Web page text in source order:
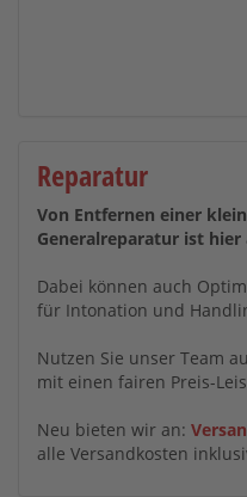
Reparatur
Von Entfernen einer
Generalreparatur ist hier
Dabei können auch
für Intonation und
Nutzen Sie unser Team
mit einen fairen Preis-
Neu bieten wir an:
alle Versandkosten